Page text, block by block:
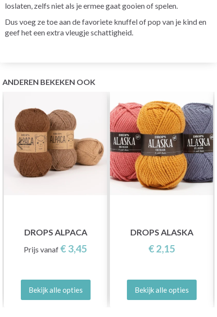
loslaten, zelfs niet als je ermee gaat gooien of spelen.
Dus voeg ze toe aan de favoriete knuffel of pop van je kind en
geef het een extra vleugje schattigheid.
ANDEREN BEKEKEN OOK
DROPS ALPACA
Prijs vanaf € 3,45
Bekijk alle opties
DROPS ALASKA
€ 2,15
Bekijk alle opties